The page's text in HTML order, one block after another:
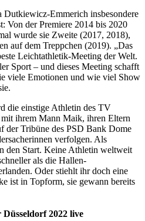
Emmerich insbesondere
Von der Premiere 2014 bis 2020
wurde sie Zweite (2017, 2018),
auf dem Treppchen (2019). „Das
Leichtathletik-Meeting der Welt.
Sport – und dieses Meeting schafft
viele Emotionen und wie viel Show
die einstige Athletin des TV
ihrem Mann Maik, ihren Eltern
der Tribüne des PSD Bank Dome
verfolgen. Als
den Start. Keine Athletin weltweit
als die Hallen-
Oder stiehlt ihr doch eine
ist in Topform, sie gewann bereits
2022 live